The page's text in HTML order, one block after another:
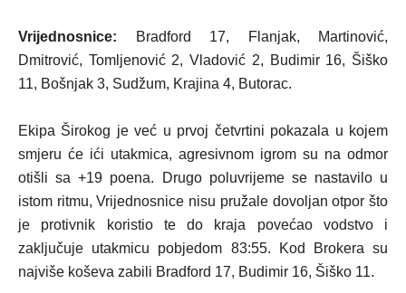
Vrijednosnice: Bradford 17, Flanjak, Martinović,
Dmitrović, Tomljenović 2, Vladović 2, Budimir 16, Šiško
11, Bošnjak 3, Sudžum, Krajina 4, Butorac.
Ekipa Širokog je već u prvoj četvrtini pokazala u kojem
smjeru će ići utakmica, agresivnom igrom su na odmor
otišli sa +19 poena. Drugo poluvrijeme se nastavilo u
istom ritmu, Vrijednosnice nisu pružale dovoljan otpor što
je protivnik koristio te do kraja povećao vodstvo i
zaključuje utakmicu pobjedom 83:55. Kod Brokera su
najviše koševa zabili Bradford 17, Budimir 16, Šiško 11.